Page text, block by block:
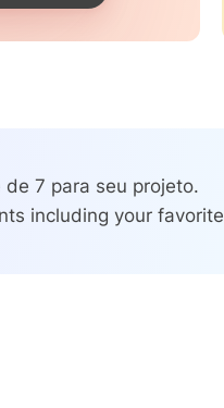
7 para seu projeto.
including your favorite